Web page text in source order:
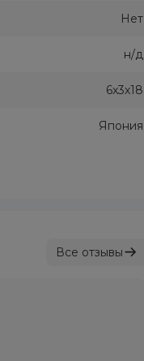
Нет
н/д
6x3x18
Япония
Все отзывы